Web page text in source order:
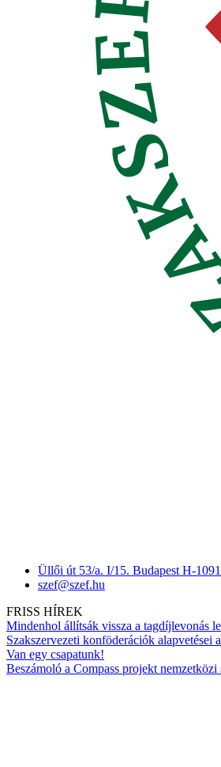
Üllői út 53/a. I/15. Budapest H-1091
szef@szef.hu
FRISS HÍREK
Mindenhol állítsák vissza a tagdíjlevonás
Szakszervezeti konföderációk alapvetései
Van egy csapatunk!
Beszámoló a Compass projekt